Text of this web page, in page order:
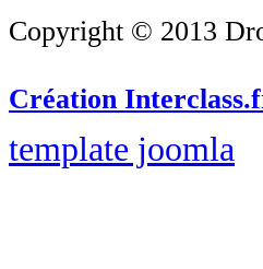
Copyright © 2013
Création
template joomla